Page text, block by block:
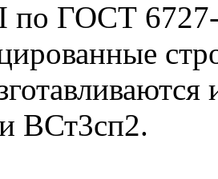
I по ГОСТ
ВСт3сп2.